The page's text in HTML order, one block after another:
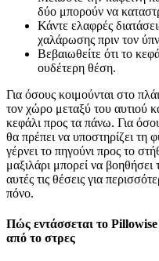
δύο μπορούν να
Κάντε ελαφρές
χαλάρωσης πριν τον
Βεβαιωθείτε ότι το
ουδέτερη θέση.
Για όσους κοιμούνται στο
τον χώρο μεταξύ του αυτιού
κεφάλι προς τα πάνω. Για
θα πρέπει να υποστηρίζει τη
γέρνει το πηγούνι προς το
μαξιλάρι μπορεί να βοηθήσει
αυτές τις θέσεις για
πόνο.
Πώς εντάσσεται το
από το στρες